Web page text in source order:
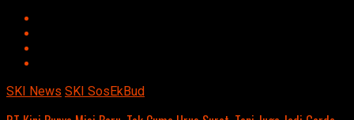
SKI News SKI SosEkBud